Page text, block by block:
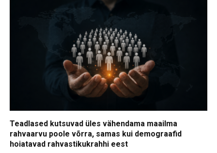
Teadlased kutsuvad üles vähendama maailma
rahvaarvu poole võrra, samas kui demograafid
hoiatavad rahvastikukrahhi eest